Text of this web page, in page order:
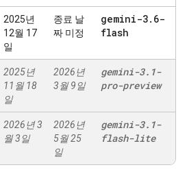
2025년
12월 17
일
종료 날
짜 미정
gemini-3. 6-
flash
2025년
11월 18
일
2026년
3월 9일
gemini-3. 1-
pro-preview
2026년 3
월 3일
2026년
5월 25
일
gemini-3. 1-
flash-lite